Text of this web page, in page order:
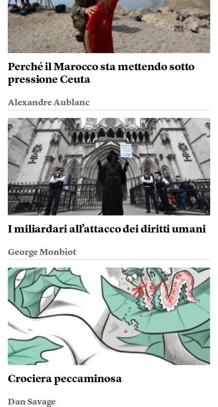
Perché il Marocco sta mettendo sotto
pressione Ceuta
Alexandre Aublanc
I miliardari all’attacco dei diritti umani
George Monbiot
Crociera peccaminosa
Dan Savage